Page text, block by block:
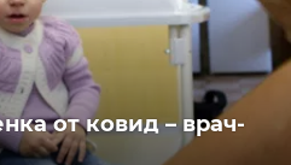
от ковид – врач-